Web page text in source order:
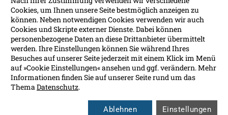
Kontakt
Presse
Soziale Medien
Barrierefreiheit
Datenschutz
Impressum
Cookies, um Ihnen unsere Seite bestmöglich anzeigen zu
können. Neben notwendigen Cookies verwenden wir auch
Cookies und Skripte externer Dienste. Dabei können
personenbezogene Daten an diese Drittanbieter übermittelt
werden. Ihre Einstellungen können Sie während Ihres
Besuches auf unserer Seite jederzeit mit einem Klick im Menü
auf »Cookie Einstellungen« ansehen und ggf. verändern. Mehr
Informationen finden Sie auf unserer Seite rund um das
ThemaDatenschutz.
Ablehnen Einstellungen